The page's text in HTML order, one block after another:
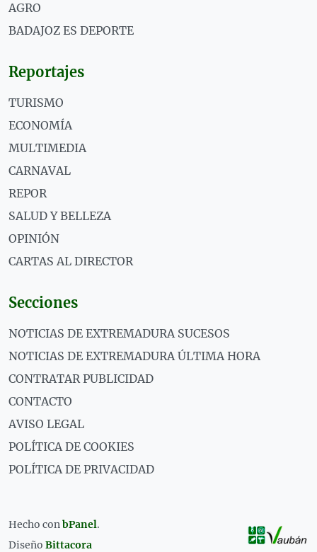
AGRO
BADAJOZ ES DEPORTE
Reportajes
TURISMO
ECONOMÍA
MULTIMEDIA
CARNAVAL
REPOR
SALUD Y BELLEZA
OPINIÓN
CARTAS AL DIRECTOR
Secciones
NOTICIAS DE EXTREMADURA SUCESOS
NOTICIAS DE EXTREMADURA ÚLTIMA HORA
CONTRATAR PUBLICIDAD
CONTACTO
AVISO LEGAL
POLÍTICA DE COOKIES
POLÍTICA DE PRIVACIDAD
Hecho conbPanel.
Diseño Bittacora